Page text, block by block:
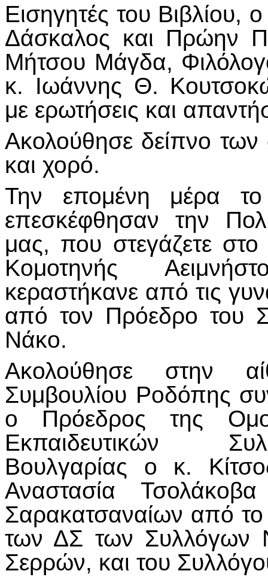
Εισηγητές του Βιβλίου,
Δάσκαλος και Πρώην
Μήτσου Μάγδα,
κ. Ιωάννης Θ.
με ερωτήσεις και
Ακολούθησε δείπνο των
και χορό.
Την επομένη μέρα
επεσκέφθησαν την
μας, που στεγάζετε στο
Κομοτηνής
κεραστήκανε από τις
από τον Πρόεδρο του
Νάκο.
Ακολούθησε στην
Συμβουλίου Ροδόπης
ο Πρόεδρος της
Εκπαιδευτικών
Βουλγαρίας ο κ.
Αναστασία
Σαρακατσαναίων από
των ΔΣ των Συλλόγων
Σερρών, και του